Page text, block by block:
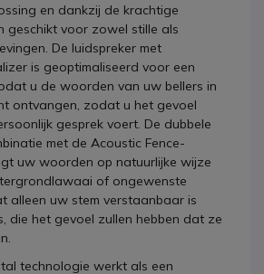
en dankzij de krachtige
geschikt voor zowel stille als
De luidspreker met
is geoptimaliseerd voor een
u de woorden van uw bellers in
ontvangen, zodat u het gevoel
gesprek voert. De dubbele
met de Acoustic Fence-
uw woorden op natuurlijke wijze
of ongewenste
alleen uw stem verstaanbaar is
die het gevoel zullen hebben dat ze
technologie werkt als een